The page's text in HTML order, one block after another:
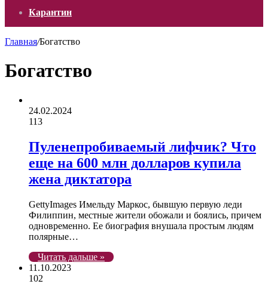
Карантин
Главная/Богатство
Богатство
24.02.2024
113
Пуленепробиваемый лифчик? Что
еще на 600 млн долларов купила
жена диктатора
GettyImages Имельду Маркос, бывшую первую леди
Филиппин, местные жители обожали и боялись, причем
одновременно. Ее биография внушала простым людям
полярные…
Читать дальше »
11.10.2023
102